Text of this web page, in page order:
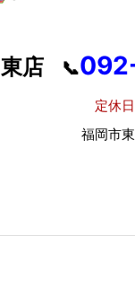
東店 📞
定休日：日
福岡市東区